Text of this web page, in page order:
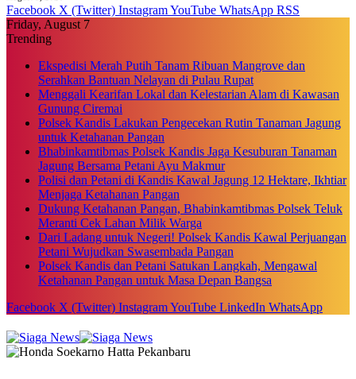
Facebook X (Twitter) InstagramYouTube WhatsApp RSS
Friday, August 7
Trending
Ekspedisi Merah Putih Tanam Ribuan Mangrove dan
Serahkan Bantuan Nelayan di Pulau Rupat
Menggali Kearifan Lokal dan Kelestarian Alam di Kawasan
Gunung Ciremai
Polsek Kandis Lakukan Pengecekan Rutin Tanaman Jagung
untuk Ketahanan Pangan
Bhabinkamtibmas Polsek Kandis Jaga Kesuburan Tanaman
Jagung Bersama Petani Ayu Makmur
Polisi dan Petani di Kandis Kawal Jagung 12 Hektare, Ikhtiar
Menjaga Ketahanan Pangan
Dukung Ketahanan Pangan, Bhabinkamtibmas Polsek Teluk
Meranti Cek Lahan Milik Warga
Dari Ladang untuk Negeri! Polsek Kandis Kawal Perjuangan
Petani Wujudkan Swasembada Pangan
Polsek Kandis dan Petani Satukan Langkah, Mengawal
Ketahanan Pangan untuk Masa Depan Bangsa
Facebook X (Twitter) InstagramYouTube LinkedIn WhatsApp